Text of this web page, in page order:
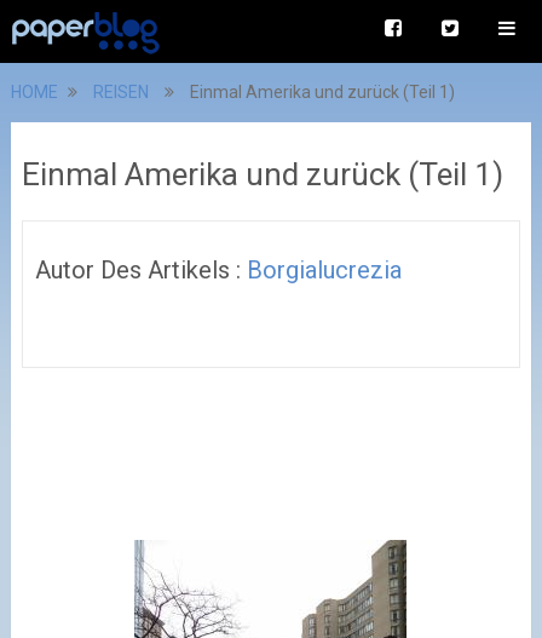
HOME REISEN Einmal Amerika und zurück (Teil 1)
Einmal Amerika und zurück (Teil 1)
Autor Des Artikels : Borgialucrezia